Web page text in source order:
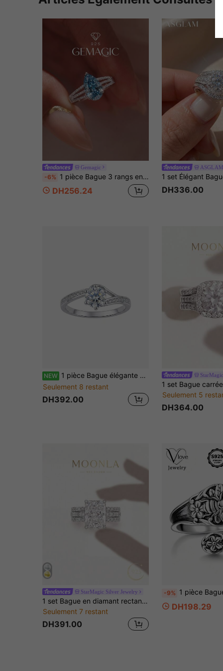
Gemagic
-6% 1 pièce Bague 3 rangs en forme de larme en argent sterling 925, élégante et luxueuse, convient pour les fiançailles, le mariage, les cadeaux aux amis, les anniversaires et autres occasions en tant que bijoux de mariée
DH256.24
ASGLAM
DH336.00
NEW 1 pièce Bague élégante classique en argent sterling S925 à 6 griffes avec diamant CZ unique et bande fendue pour femmes, cadeau de fiançailles, de promesse, d'anniversaire quotidien
Seulement 8 restant
DH392.00
Seulement 5
DH364.00
StarMagic Silver Jewelry
1 set Bague en diamant rectangulaire vintage en argent sterling 925 de luxe, convenant pour un port quotidien, un anniversaire, une fête de la Saint-Valentin ou un cadeau d'anniversaire pour femme
Seulement 7 restant
DH391.00
-9% 1 pièce Bague en argent sterling S925 avec motif d'abeille sculpté vintage, style usé, bague polyvalente, port
DH198.29